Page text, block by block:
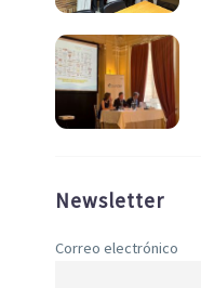
Newsletter
Correo electrónico